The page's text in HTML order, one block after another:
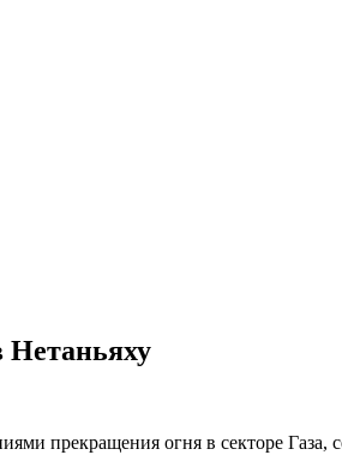
Нетаньяху
прекращения огня в секторе Газа,